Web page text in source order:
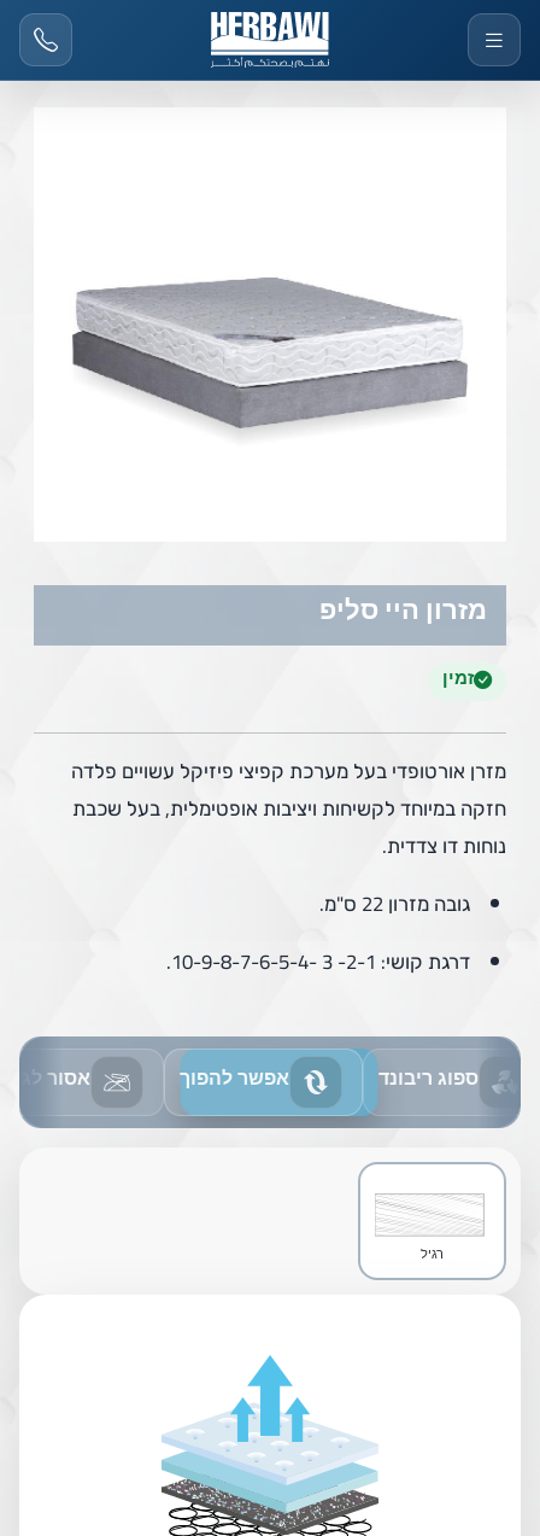
מזרון היי סליפ
זמין
מזרן אורטופדי בעל מערכת קפיצי פיזיקל עשויים פלדה
חזקה במיוחד לקשיחות ויציבות אופטימלית, בעל שכבת
נוחות דו צדדית.
גובה מזרון 22 ס"מ.
דרגת קושי: 2-1- 3 -10-9-8-7-6-5-4.
ספוג ריבונד אפשר להפוך אסור לגהץ
רגיל